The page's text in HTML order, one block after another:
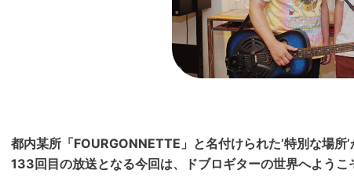
都内某所「FOURGONNETTE」と名付けられた’特別な場所’
133回目の放送となる今回は、ドブロギターの世界へよう